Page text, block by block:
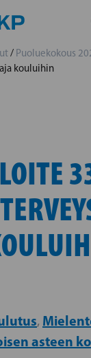
/ Puoluekokous
kouluihin
,
asteen